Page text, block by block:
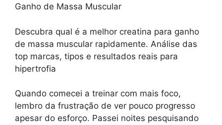
Ganho de Massa Muscular
Descubra qual é a melhor creatina para ganho
de massa muscular rapidamente. Análise das
top marcas, tipos e resultados reais para
hipertrofia
Quando comecei a treinar com mais foco,
lembro da frustração de ver pouco progresso
apesar do esforço. Passei noites pesquisando